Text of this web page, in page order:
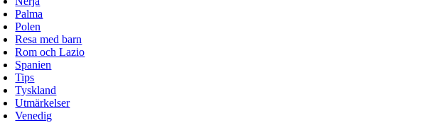
Palma
Polen
Resa med barn
Rom och Lazio
Spanien
Tips
Tyskland
Utmärkelser
Venedig